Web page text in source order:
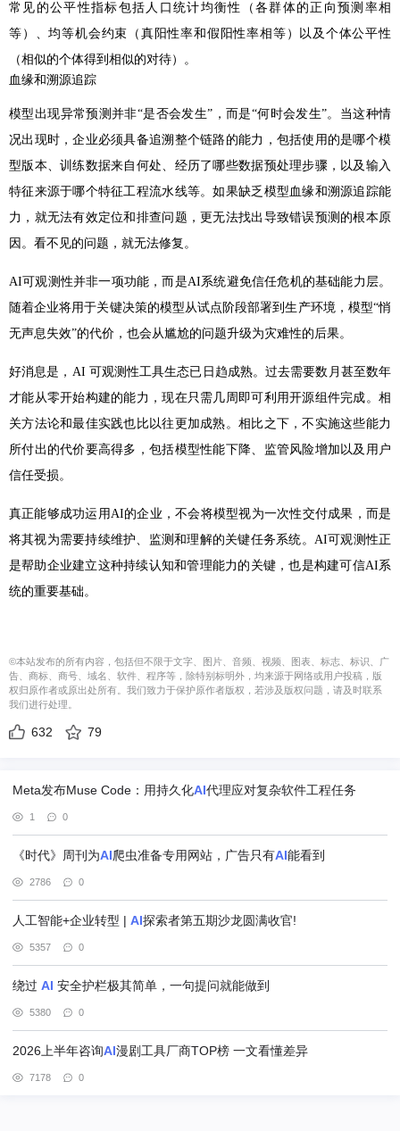
常见的公平性指标包括人口统计均衡性（各群体的正向预测率相
等）、均等机会约束（真阳性率和假阳性率相等）以及个体公平性
（相似的个体得到相似的对待）。
血缘和溯源追踪
模型出现异常预测并非“是否会发生”，而是“何时会发生”。当这种情
况出现时，企业必须具备追溯整个链路的能力，包括使用的是哪个模
型版本、训练数据来自何处、经历了哪些数据预处理步骤，以及输入
特征来源于哪个特征工程流水线等。如果缺乏模型血缘和溯源追踪能
力，就无法有效定位和排查问题，更无法找出导致错误预测的根本原
因。看不见的问题，就无法修复。
AI可观测性并非一项功能，而是AI系统避免信任危机的基础能力层。
随着企业将用于关键决策的模型从试点阶段部署到生产环境，模型“悄
无声息失效”的代价，也会从尴尬的问题升级为灾难性的后果。
好消息是，AI 可观测性工具生态已日趋成熟。过去需要数月甚至数年
才能从零开始构建的能力，现在只需几周即可利用开源组件完成。相
关方法论和最佳实践也比以往更加成熟。相比之下，不实施这些能力
所付出的代价要高得多，包括模型性能下降、监管风险增加以及用户
信任受损。
真正能够成功运用AI的企业，不会将模型视为一次性交付成果，而是
将其视为需要持续维护、监测和理解的关键任务系统。AI可观测性正
是帮助企业建立这种持续认知和管理能力的关键，也是构建可信AI系
统的重要基础。
©本站发布的所有内容，包括但不限于文字、图片、音频、视频、图表、标志、标识、广
告、商标、商号、域名、软件、程序等，除特别标明外，均来源于网络或用户投稿，版
权归原作者或原出处所有。我们致力于保护原作者版权，若涉及版权问题，请及时联系
我们进行处理。
632 79
Meta发布Muse Code：用持久化AI代理应对复杂软件工程任务
1 0
《时代》周刊为AI爬虫准备专用网站，广告只有AI能看到
2786 0
人工智能+企业转型 | AI探索者第五期沙龙圆满收官!
5357 0
绕过 AI 安全护栏极其简单，一句提问就能做到
5380 0
2026上半年咨询AI漫剧工具厂商TOP榜 一文看懂差异
7178 0